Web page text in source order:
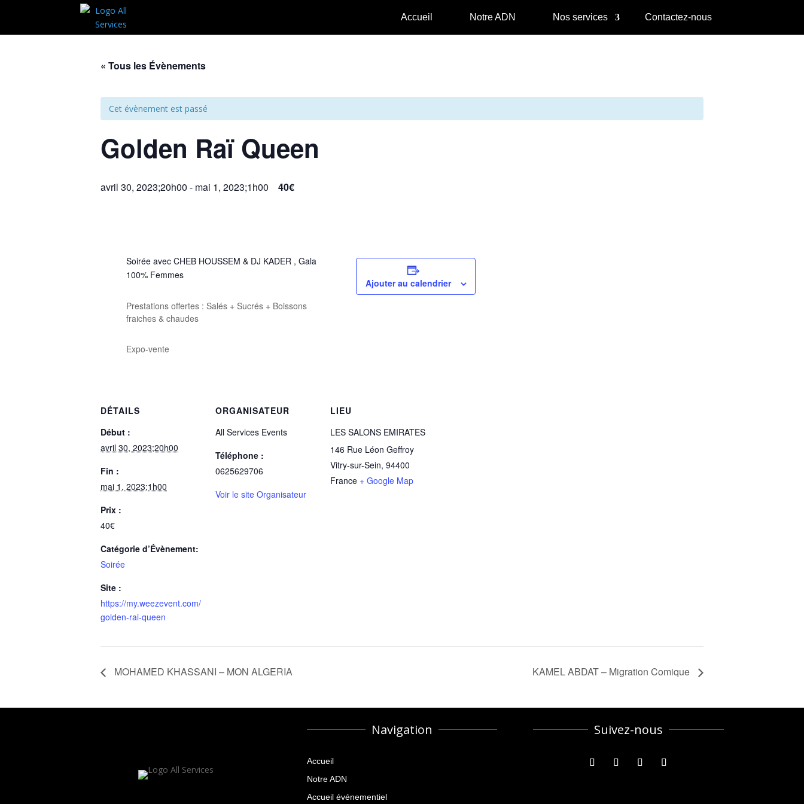
Accueil Notre ADN Nos services Contactez-nous
« Tous les Évènements
Cet évènement est passé
Golden Raï Queen
avril 30, 2023;20h00 - mai 1, 2023;1h00 40€
Soirée avec CHEB HOUSSEM & DJ KADER , Gala
100% Femmes
Prestations offertes : Salés + Sucrés + Boissons
fraiches & chaudes
Expo-vente
Ajouter au calendrier
DÉTAILS
Début :
avril 30, 2023;20h00
Fin :
mai 1, 2023;1h00
Prix :
40€
Catégorie d’Évènement:
Soirée
Site :
https://my.weezevent.com/
golden-rai-queen
ORGANISATEUR
All Services Events
Téléphone :
0625629706
Voir le site Organisateur
LIEU
LES SALONS EMIRATES
146 Rue Léon Geffroy
Vitry-sur-Sein, 94400
France + Google Map
MOHAMED KHASSANI – MON ALGERIA KAMEL ABDAT – Migration Comique
Navigation
Accueil
Notre ADN
Accueil événementiel
Suivez-nous